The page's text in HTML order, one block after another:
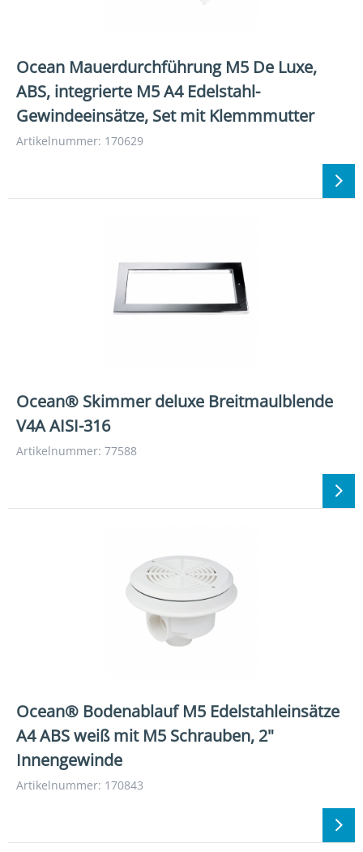
Ocean Mauerdurchführung M5 De Luxe,
ABS, integrierte M5 A4 Edelstahl-
Gewindeeinsätze, Set mit Klemmmutter
Artikelnummer: 170629
Ocean® Skimmer deluxe Breitmaulblende
V4A AISI-316
Artikelnummer: 77588
Ocean® Bodenablauf M5 Edelstahleinsätze
A4 ABS weiß mit M5 Schrauben, 2"
Innengewinde
Artikelnummer: 170843